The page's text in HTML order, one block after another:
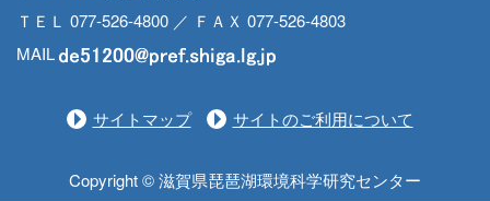
ＴＥＬ 077-526-4800 ／ ＦＡＸ 077-526-4803
MAIL
サイトマップ サイトのご利用について
Copyright © 滋賀県琵琶湖環境科学研究センター